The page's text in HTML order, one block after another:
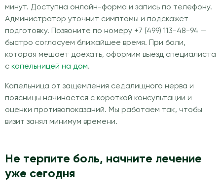
минут. Доступна онлайн-форма и запись по телефону.
Администратор уточнит симптомы и подскажет
подготовку. Позвоните по номеру +7 (499) 113-48-94 —
быстро согласуем ближайшее время. При боли,
которая мешает доехать, оформим выезд специалиста
с капельницей на дом.
Капельница от защемления седалищного нерва и
поясницы начинается с короткой консультации и
оценки противопоказаний. Мы работаем так, чтобы
визит занял минимум времени.
Не терпите боль, начните лечение
уже сегодня